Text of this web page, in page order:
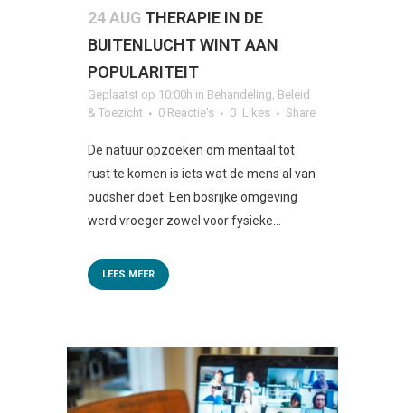
24 AUG THERAPIE IN DE
BUITENLUCHT WINT AAN
POPULARITEIT
Geplaatst op 10:00h in Behandeling, Beleid
& Toezicht
0 Reactie's 0 Likes Share
De natuur opzoeken om mentaal tot
rust te komen is iets wat de mens al van
oudsher doet. Een bosrijke omgeving
werd vroeger zowel voor fysieke...
LEES MEER